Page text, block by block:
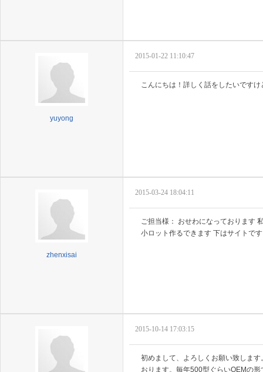
yuyong
2015-01-22 11:10:47
こんにちは！詳しく話をしたいです
zhenxisai
2015-03-24 18:04:11
ご担当様： おせわになっておりま
小ロット作るできます 下はサイトで
2015-10-14 17:03:15
初めまして、よろしくお願い致しま
おります。毎年500型ぐらいOEMの